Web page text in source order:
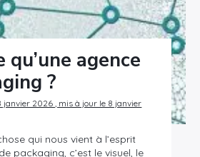
qu’une agence
?
janvier 2026 , mis à jour le 8 janvier
qui nous vient à l’esprit
packaging, c’est le visuel, le